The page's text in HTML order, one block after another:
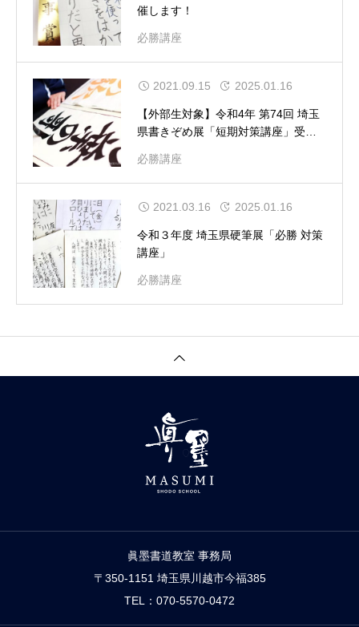
催します！
必勝講座
2021.09.15 2025.01.16
【外部生対象】令和4年 第74回 埼玉
県書きぞめ展「短期対策講座」受付
必勝講座
2021.03.16 2025.01.16
令和３年度 埼玉県硬筆展「必勝 対策
講座」
必勝講座
眞墨書道教室 事務局
〒350-1151 埼玉県川越市今福385
TEL：070-5570-0472